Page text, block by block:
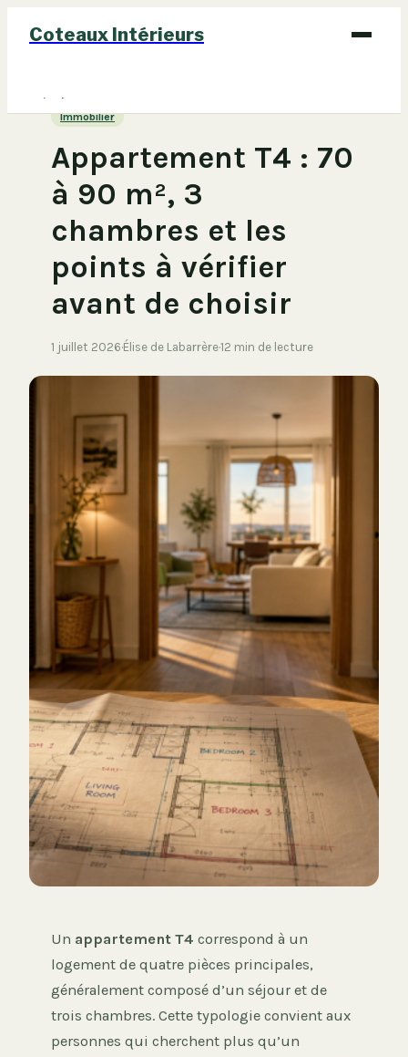
Coteaux Intérieurs
Bricolage
Immobilier
Immobilier
Appartement T4 : 70
à 90 m², 3
chambres et les
points à vérifier
avant de choisir
1 juillet 2026·Élise de Labarrère·12 min de lecture
Un appartement T4 correspond à un
logement de quatre pièces principales,
généralement composé d’un séjour et de
trois chambres. Cette typologie convient aux
personnes qui cherchent plus qu’un